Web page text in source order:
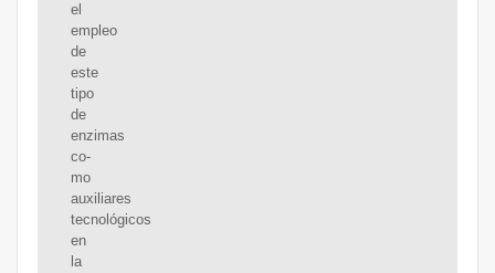
el
empleo
de
este
tipo
de
enzimas
co-
mo
auxiliares
tecnológicos
en
la